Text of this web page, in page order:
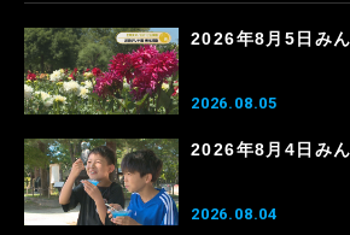
2026年8月5日み
2026.08.05
2026年8月4日み
2026.08.04